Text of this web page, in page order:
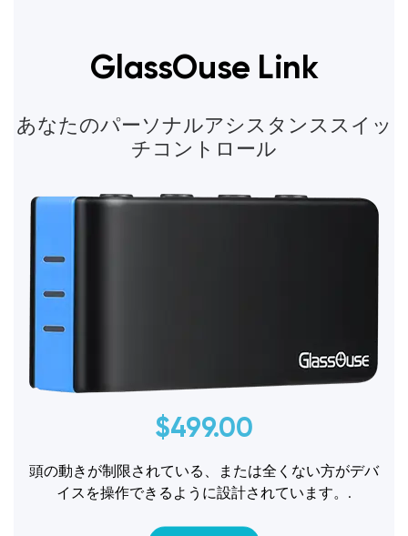
GlassOuse Link
あなたのパーソナルアシスタンススイッ
チコントロール
$499.00
頭の動きが制限されている、または全くない方がデバ
イスを操作できるように設計されています。.